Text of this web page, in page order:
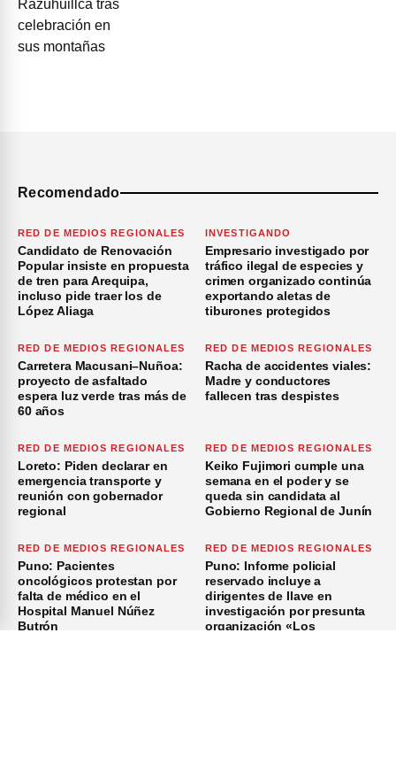
Recomendado
RED DE MEDIOS REGIONALES
Candidato de Renovación
Popular insiste en propuesta
de tren para Arequipa,
incluso pide traer los de
López Aliaga
INVESTIGANDO
Empresario investigado por
tráfico ilegal de especies y
crimen organizado continúa
exportando aletas de
tiburones protegidos
RED DE MEDIOS REGIONALES
Carretera Macusani–Nuñoa:
proyecto de asfaltado
espera luz verde tras más de
60 años
RED DE MEDIOS REGIONALES
Racha de accidentes viales:
Madre y conductores
fallecen tras despistes
RED DE MEDIOS REGIONALES
Loreto: Piden declarar en
emergencia transporte y
reunión con gobernador
regional
RED DE MEDIOS REGIONALES
Keiko Fujimori cumple una
semana en el poder y se
queda sin candidata al
Gobierno Regional de Junín
RED DE MEDIOS REGIONALES
Puno: Pacientes
oncológicos protestan por
falta de médico en el
Hospital Manuel Núñez
Butrón
RED DE MEDIOS REGIONALES
Puno: Informe policial
reservado incluye a
dirigentes de Ilave en
investigación por presunta
organización «Los